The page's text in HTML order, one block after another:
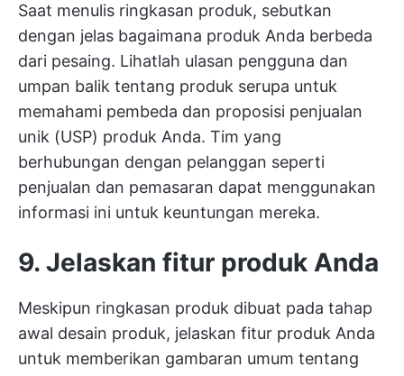
Saat menulis ringkasan produk, sebutkan
dengan jelas bagaimana produk Anda berbeda
dari pesaing. Lihatlah ulasan pengguna dan
umpan balik tentang produk serupa untuk
memahami pembeda dan proposisi penjualan
unik (USP) produk Anda. Tim yang
berhubungan dengan pelanggan seperti
penjualan dan pemasaran dapat menggunakan
informasi ini untuk keuntungan mereka.
9. Jelaskan fitur produk Anda
Meskipun ringkasan produk dibuat pada tahap
awal desain produk, jelaskan fitur produk Anda
untuk memberikan gambaran umum tentang